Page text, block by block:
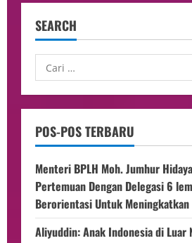
SEARCH
POS-POS TERBARU
Menteri BPLH Moh. Jumhur
Pertemuan Dengan Delegasi 6
Berorientasi Untuk Meningkatkan
Aliyuddin: Anak Indonesia di Luar